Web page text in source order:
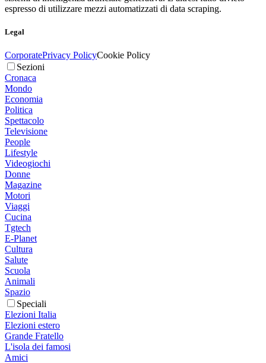
espresso di utilizzare mezzi automatizzati di data scraping.
Legal
CorporatePrivacy PolicyCookie Policy
Sezioni
Cronaca
Mondo
Economia
Politica
Spettacolo
Televisione
People
Lifestyle
Videogiochi
Donne
Magazine
Motori
Viaggi
Cucina
Tgtech
E-Planet
Cultura
Salute
Scuola
Animali
Spazio
Speciali
Elezioni Italia
Elezioni estero
Grande Fratello
L'isola dei famosi
Amici